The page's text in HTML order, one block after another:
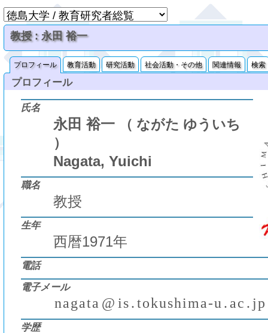
教授 : 永田 裕一
プロフィール 教育活動 研究活動 社会活動・その他 関連情報 検索
プロフィール
氏名
永田 裕一
（ ながた ゆういち
）
Nagata, Yuichi
職名
教授
生年
西暦1971年
電話
電子メール
nagata @ is. tokushima-u . ac . jp
学歴